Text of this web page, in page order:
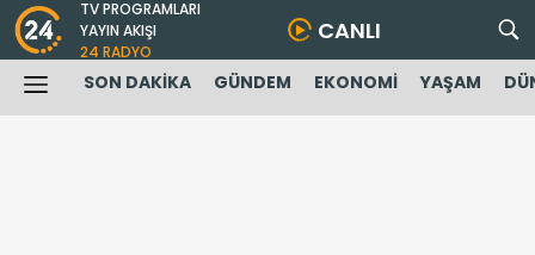
TV PROGRAMLARI
YAYIN AKIŞI
24 RADYO
CANLI
SON DAKİKA GÜNDEM EKONOMİ YAŞAM